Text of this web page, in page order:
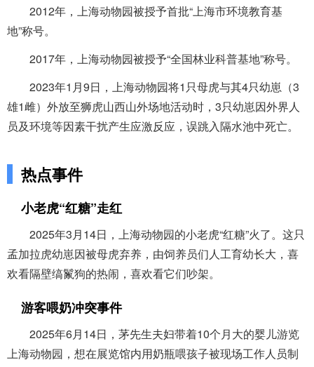
2012年，上海动物园被授予首批“上海市环境教育基
地”称号。
2017年，上海动物园被授予“全国林业科普基地”称号。
2023年1月9日，上海动物园将1只母虎与其4只幼崽（3
雄1雌）外放至狮虎山西山外场地活动时，3只幼崽因外界人
员及环境等因素干扰产生应激反应，误跳入隔水池中死亡。
热点事件
小老虎“红糖”走红
2025年3月14日，上海动物园的小老虎“红糖”火了。这只
孟加拉虎幼崽因被母虎弃养，由饲养员们人工育幼长大，喜
欢看隔壁缟鬣狗的热闹，喜欢看它们吵架。
游客喂奶冲突事件
2025年6月14日，茅先生夫妇带着10个月大的婴儿游览
上海动物园，想在展览馆内用奶瓶喂孩子被现场工作人员制